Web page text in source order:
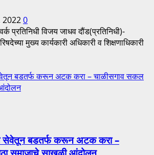
20220
प्रतिनिधी विजय जाधव दौंड(प्रतिनिधी)-
मुख्य कार्यकारी अधिकारी व शिक्षणाधिकारी
बडतर्फ करून अटक करा – चाळीसगाव सकल
सेवेतून बडतर्फ करून अटक करा –